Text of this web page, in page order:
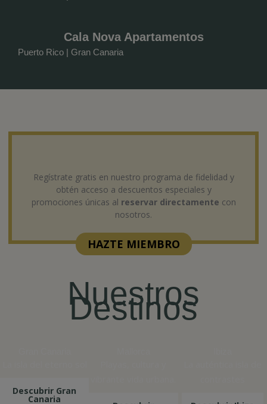
Cala Nova Apartamentos
Puerto Rico | Gran Canaria
Regístrate gratis en nuestro programa de fidelidad y
obtén acceso a descuentos especiales y
promociones únicas al reservar directamente con
nosotros.
HAZTE MIEMBRO
Nuestros
Destinos
Descubrir Gran
Canaria